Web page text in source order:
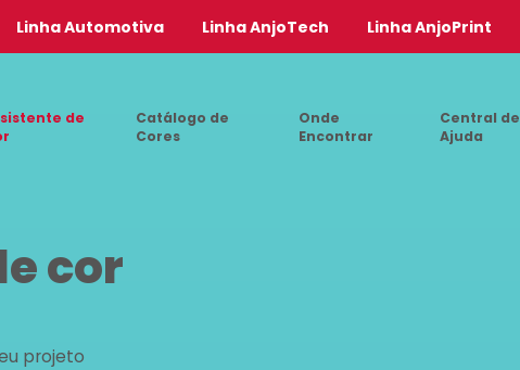
Linha Automotiva Linha AnjoTech Linha AnjoPrint
de
Catálogo de
Cores
Onde
Encontrar
Central de
Ajuda
cor
projeto